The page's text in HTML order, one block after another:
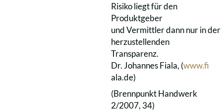
Risiko liegt für den
Produktgeber
und Vermittler dann nur in der
herzustellenden
Transparenz.
Dr. Johannes Fiala, (www.fi
ala.de)
(Brennpunkt Handwerk
2/2007, 34)